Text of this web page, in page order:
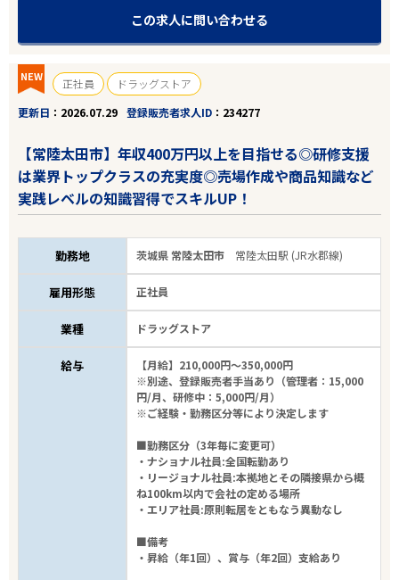
この求人に問い合わせる
NEW 正社員
ドラッグストア
更新日
2026.07.29 登録販売者求人ID 234277
【常陸太田市】年収400万円以上を目指せる◎研修支援
は業界トップクラスの充実度◎売場作成や商品知識など
実践レベルの知識習得でスキルUP！
勤務地 茨城県 常陸太田市 常陸太田駅 (JR水郡線)
雇用形態 正社員
業種 ドラッグストア
給与
【月給】210,000円～350,000円
※別途、登録販売者手当あり（管理者：15,000
円/月、研修中：5,000円/月）
※ご経験・勤務区分等により決定します
■勤務区分（3年毎に変更可）
・ナショナル社員:全国転勤あり
・リージョナル社員:本拠地とその隣接県から概
ね100km以内で会社の定める場所
・エリア社員:原則転居をともなう異動なし
■備考
・昇給（年1回）、賞与（年2回）支給あり